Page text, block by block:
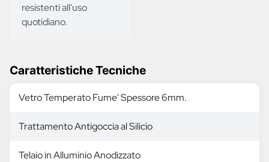
resistenti all'uso
quotidiano.
Caratteristiche Tecniche
Vetro Temperato Fume' Spessore 6mm.
Trattamento Antigoccia al Silicio
Telaio in Alluminio Anodizzato